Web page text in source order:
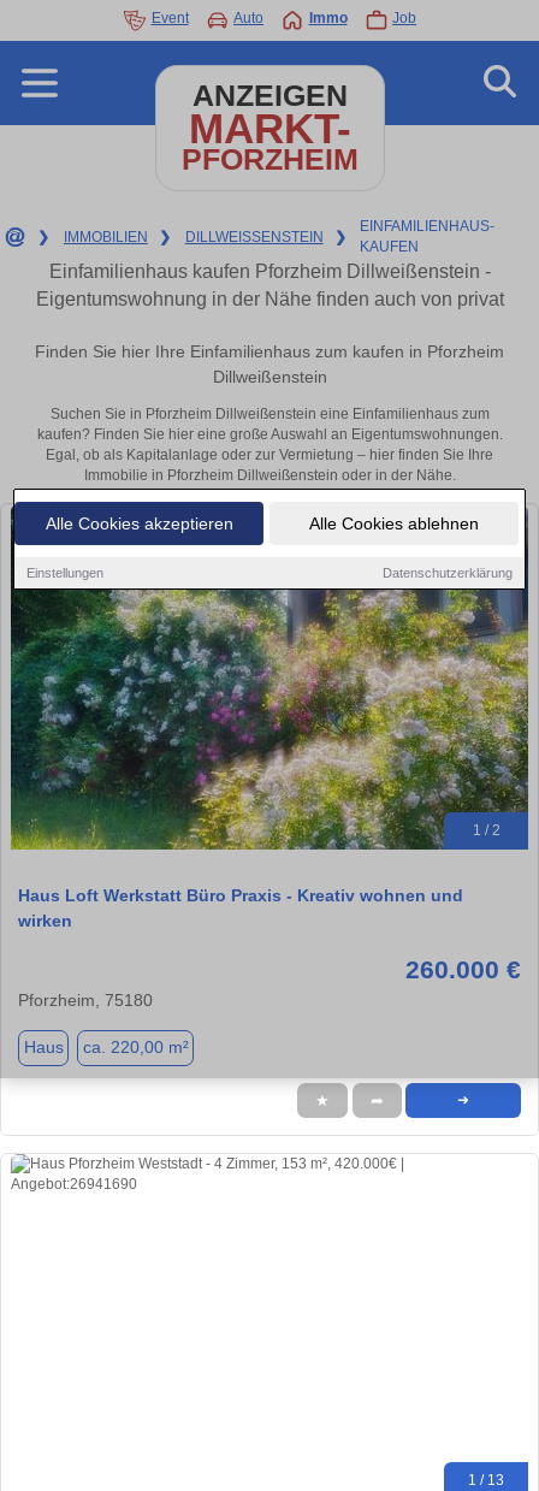
Alle Cookies akzeptieren Alle Cookies ablehnen
Einstellungen Datenschutzerklärung
Event Auto Immo Job
ANZEIGEN
MARKT-
PFORZHEIM
❯ IMMOBILIEN ❯ DILLWEISSENSTEIN ❯
EINFAMILIENHAUS-
KAUFEN
Einfamilienhaus kaufen Pforzheim Dillweißenstein -
Eigentumswohnung in der Nähe finden auch von privat
Finden Sie hier Ihre Einfamilienhaus zum kaufen in Pforzheim
Dillweißenstein
Suchen Sie in Pforzheim Dillweißenstein eine Einfamilienhaus zum
kaufen? Finden Sie hier eine große Auswahl an Eigentumswohnungen.
Egal, ob als Kapitalanlage oder zur Vermietung – hier finden Sie Ihre
Immobilie in Pforzheim Dillweißenstein oder in der Nähe.
1 / 2
Haus Loft Werkstatt Büro Praxis - Kreativ wohnen und
wirken
260.000 €
Pforzheim, 75180
Haus ca. 220,00 m²
★ ➦ ➜
1 / 13